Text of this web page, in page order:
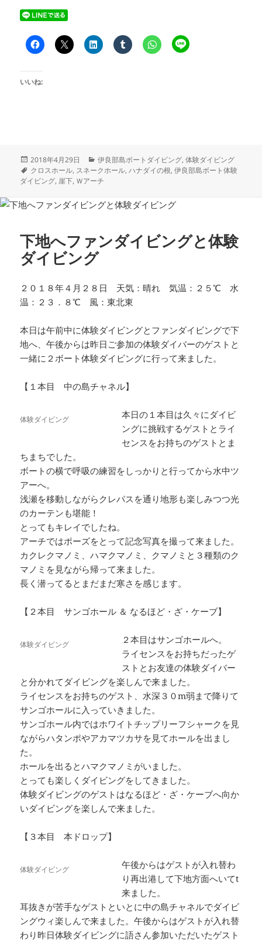
いいね:
投
稿
日:
2018年4月29日
カ
テ
ゴ
ー
伊良部島ボートダイビング,体験ダイビング
タ
グ
クロスホール, スネークホール,ハナダイの根,伊良部島ボート体験
ダイビング, 崖下, Ｗアーチ
下地へファンダイビングと体験
ダイビング
２０１８年４月２８日 天気：晴れ 気温：２５℃ 水
温：２３．８℃ 風：東北東
本日は午前中に体験ダイビングとファンダイビングで下
地へ、午後からは昨日ご参加の体験ダイバーのゲストと
一緒に２ボート体験ダイビングに行って来ました。
【１本目 中の島チャネル】
体験ダイビング
本日の１本目は久々にダイビ
ングに挑戦するゲストとライ
センスをお持ちのゲストとま
ちまちでした。
ボートの横で呼吸の練習をしっかりと行ってから水中ツ
アーへ。
浅瀬を移動しながらクレパスを通り地形も楽しみつつ光
のカーテンも堪能！
とってもキレイでしたね。
アーチではポーズをとって記念写真を撮って来ました。
カクレクマノミ、ハマクマノミ、クマノミと３種類のク
マノミを見ながら帰って来ました。
長く潜ってるとまだまだ寒さを感じます。
【２本目 サンゴホール ＆ なるほど・ざ・ケーブ】
体験ダイビング
２本目はサンゴホールへ。
ライセンスをお持ちだったゲ
ストとお友達の体験ダイバー
と分かれてダイビングを楽しんで来ました。
ライセンスをお持ちのゲスト、水深３０m弱まで降りて
サンゴホールに入っていきました。
サンゴホール内ではホワイトチップリーフシャークを見
ながらハタンポやアカマツカサを見てホールを出まし
た。
ホールを出るとハマクマノミがいました。
とっても楽しくダイビングをしてきました。
体験ダイビングのゲストはなるほど・ざ・ケーブへ向か
いダイビングを楽しんで来ました。
【３本目 本ドロップ】
体験ダイビング
午後からはゲストが入れ替わ
り再出港して下地方面へいてt
来ました。
耳抜きが苦手なゲストといとに中の島チャネルでダイビ
ングウィ楽しんで来ました。午後からはゲストが入れ替
わり昨日体験ダイビングに語さん参加いただいたゲスト